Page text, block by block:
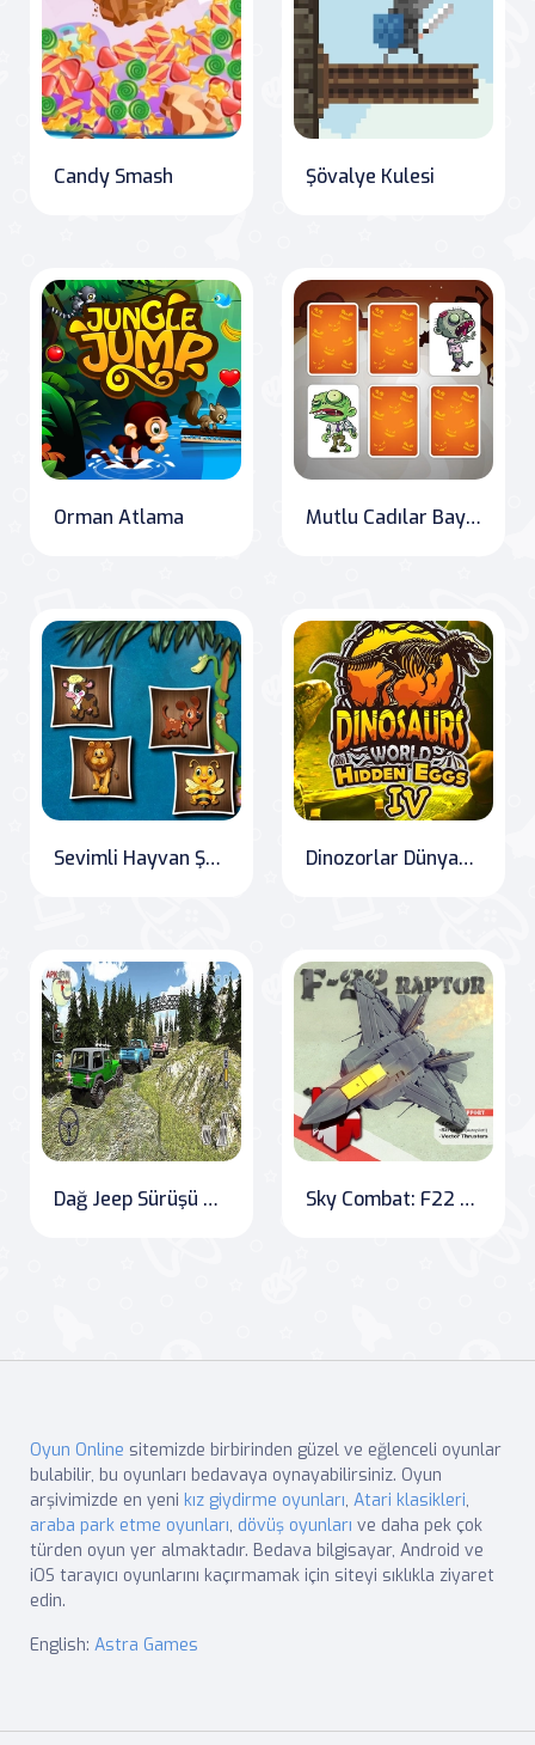
Candy Smash Şövalye Kulesi
Orman Atlama Mutlu Cadılar Bayramı Hafıza
Sevimli Hayvan Şekilleri Dinozorlar Dünyası Gizli Yumurtalar Bölüm IV
Dağ Jeep Sürüşü 2020 Sky Combat: F22 Fighter 2D Showdown
Oyun Online sitemizde birbirinden güzel ve eğlenceli oyunlar
bulabilir, bu oyunları bedavaya oynayabilirsiniz. Oyun
arşivimizde en yeni kız giydirme oyunları, Atari klasikleri,
araba park etme oyunları, dövüş oyunları ve daha pek çok
türden oyun yer almaktadır. Bedava bilgisayar, Android ve
iOS tarayıcı oyunlarını kaçırmamak için siteyi sıklıkla ziyaret
edin.
English: Astra Games